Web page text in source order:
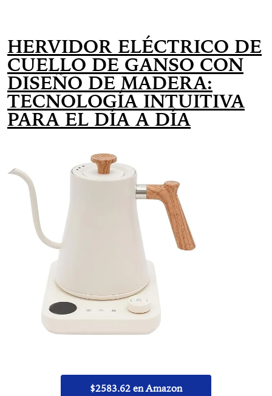
HERVIDOR ELÉCTRICO DE
CUELLO DE GANSO CON
DISEÑO DE MADERA:
TECNOLOGÍA INTUITIVA
PARA EL DÍA A DÍA
$2583.62 en Amazon